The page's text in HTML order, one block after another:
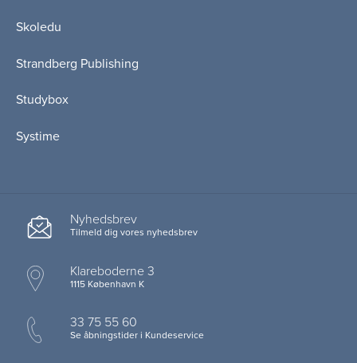
Skoledu
Strandberg Publishing
Studybox
Systime
Nyhedsbrev
Tilmeld dig vores nyhedsbrev
Klareboderne 3
1115 København K
33 75 55 60
Se åbningstider i Kundeservice